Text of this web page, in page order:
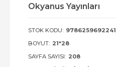
Okyanus Yayınları
STOK KODU: 9786259692241
BOYUT: 21*28
SAYFA SAYISI: 208